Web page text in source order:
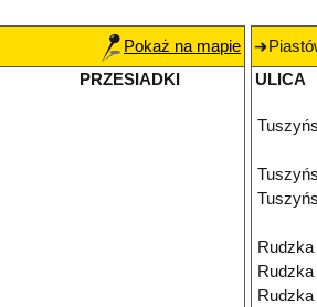
Pokaż na mapie
PRZESIADKI
ULICA
Rudzka
Rudzka
Rudzka